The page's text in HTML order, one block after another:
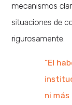
mecanismos
situaciones de
rigurosamente.
“El
ni